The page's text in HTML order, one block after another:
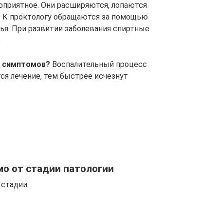
Они расширяются, лопаются
К проктологу обращаются за помощью
При развитии заболевания спиртные
симптомов? Воспалительный процесс
лечение, тем быстрее исчезнут
от стадии патологии